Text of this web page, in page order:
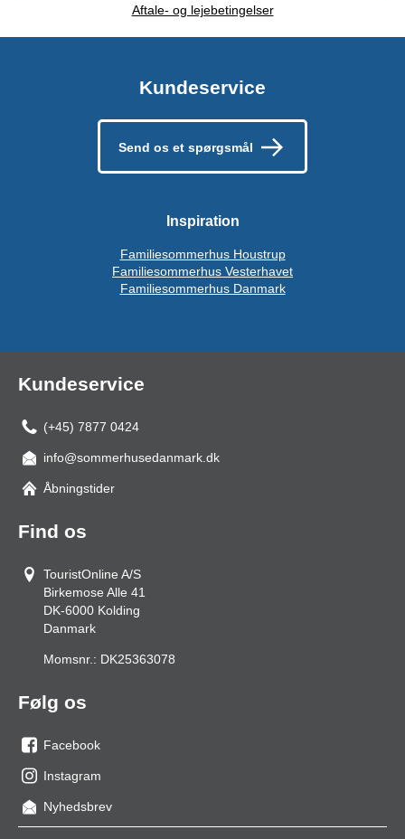
Aftale- og lejebetingelser
Kundeservice
Send os et spørgsmål
Inspiration
Familiesommerhus Houstrup
Familiesommerhus Vesterhavet
Familiesommerhus Danmark
Kundeservice
(+45) 7877 0424
info@sommerhusedanmark.dk
Åbningstider
Find os
TouristOnline A/S
Birkemose Alle 41
DK-6000 Kolding
Danmark
Momsnr.: DK25363078
Følg os
os
på
facebook
Facebook
os
på
Instagram
Nyhedsbrev